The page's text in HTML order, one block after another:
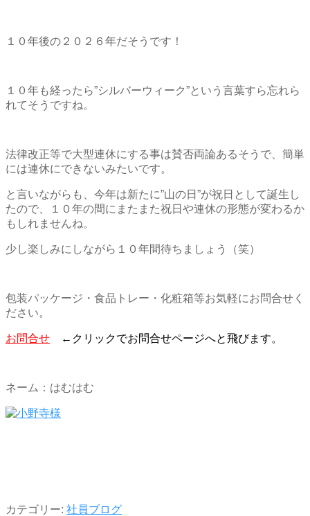
１０年後の２０２６年だそうです！
１０年も経ったら”シルバーウィーク”という言葉すら忘れら
れてそうですね。
法律改正等で大型連休にする事は賛否両論あるそうで、簡単
には連休にできないみたいです。
と言いながらも、今年は新たに”山の日”が祝日として誕生し
たので、１０年の間にまたまた祝日や連休の形態が変わるか
もしれませんね。
少し楽しみにしながら１０年間待ちましょう（笑）
包装パッケージ・食品トレー・化粧箱等お気軽にお問合せく
ださい。
お問合せ ←クリックでお問合せページへと飛びます。
ネーム：はむはむ
カテゴリー: 社員ブログ